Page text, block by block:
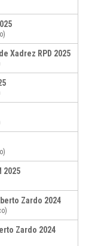
Xadrez RPD 2025
2025
Zardo 2024
Zardo 2024